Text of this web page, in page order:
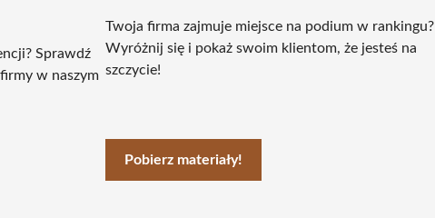
Sprawdź
w naszym
Twoja firma zajmuje miejsce na podium w rankingu?
Wyróżnij się i pokaż swoim klientom, że jesteś na
szczycie!
Pobierz materiały!